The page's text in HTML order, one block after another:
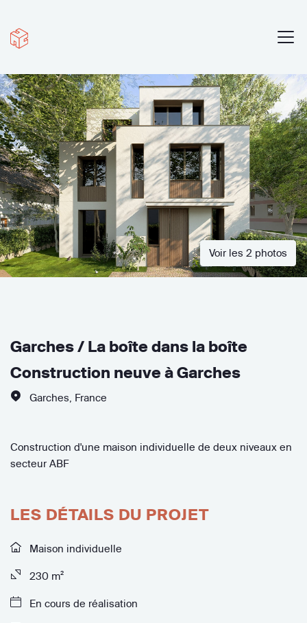
Voir les 2 photos
Garches / La boîte dans la boîte
Construction neuve à Garches
Garches France
Construction d'une maison individuelle de deux niveaux en
secteur ABF
LES DÉTAILS DU PROJET
Maison individuelle
230 m²
En cours de réalisation